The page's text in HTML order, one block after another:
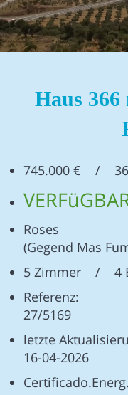
Haus 366
745.000 € /
Roses
(Gegend Mas
5 Zimmer / 4
Referenz:
27/5169
letzte
16-04-2026